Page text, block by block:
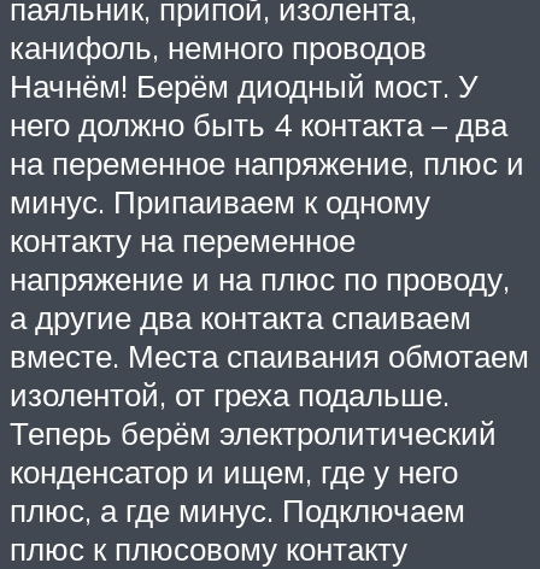
паяльник, припой, изолента,
канифоль, немного проводов
Начнём! Берём диодный мост. У
него должно быть 4 контакта – два
на переменное напряжение, плюс и
минус. Припаиваем к одному
контакту на переменное
напряжение и на плюс по проводу,
а другие два контакта спаиваем
вместе. Места спаивания обмотаем
изолентой, от греха подальше.
Теперь берём электролитический
конденсатор и ищем, где у него
плюс, а где минус. Подключаем
плюс к плюсовому контакту